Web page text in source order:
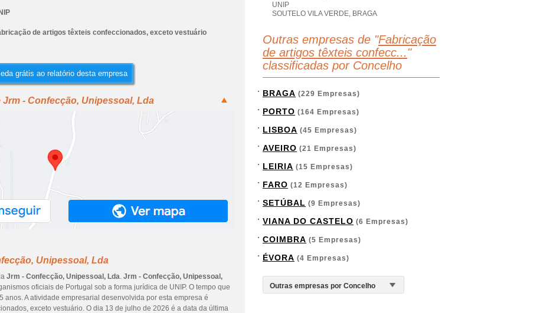
de artigos têxteis confeccionados, exceto vestuário
grátis ao relatório desta empresa
- Confecção, Unipessoal, Lda
Unipessoal, Lda
Jrm - Confecção, Unipessoal, Lda. Jrm - Confecção, Unipessoal,
oficiais de Portugal sob a forma jurídica de UNIP. O tempo que
anos. A atividade empresarial desenvolvida por esta empresa é
exceto vestuário. O dia 13 de julho de 2026 é a data da última
UNIP
SOUTELO VILA VERDE, BRAGA
Outras empresas de "Fabricação
de artigos têxteis confecc... "
classificadas por Concelho
BRAGA (229 Empresas)
PORTO (164 Empresas)
LISBOA (45 Empresas)
AVEIRO (21 Empresas)
LEIRIA (15 Empresas)
FARO (12 Empresas)
SETÚBAL (9 Empresas)
VIANA DO CASTELO (6 Empresas)
COIMBRA (5 Empresas)
ÉVORA (4 Empresas)